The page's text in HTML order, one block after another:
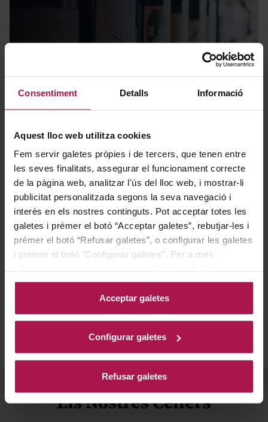
Consentiment Detalls Informació
Aquest lloc web utilitza cookies
Fem servir galetes pròpies i de tercers, que tenen entre
les seves finalitats, assegurar el funcionament correcte
de la pàgina web, analitzar l'ús del lloc web, i mostrar-li
publicitat personalitzada segons la seva navegació i
interès en els nostres continguts. Pot acceptar totes les
galetes i prémer el botó “Acceptar galetes”, rebutjar-les i
prémer el botó “Refusar galetes”, o configurar les galetes
i prémer el botó “Configurar galetes”. Per a més
Acceptar galetes
Configurar galetes
Refusar galetes
Novetats
Packs regal
Millor valorats Blog
Els Nostres Cellers